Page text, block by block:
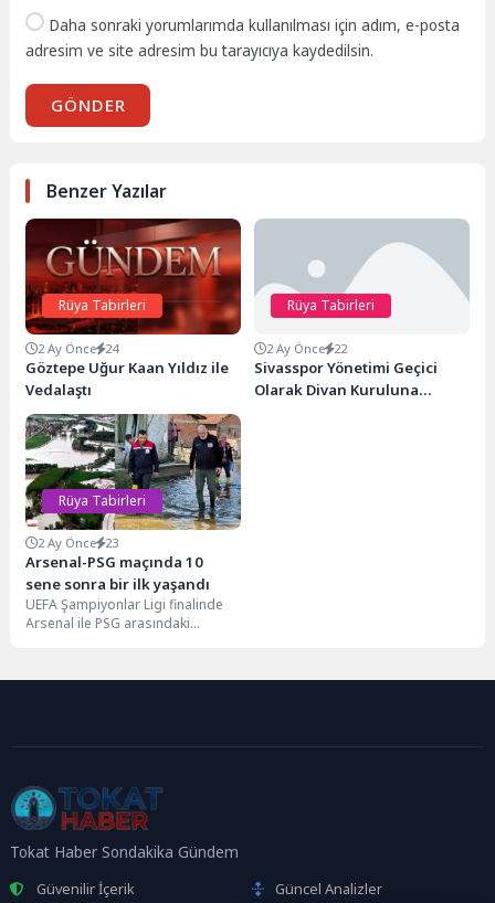
Daha sonraki yorumlarımda kullanılması için adım, e-posta
adresim ve site adresim bu tarayıcıya kaydedilsin.
GÖNDER
Benzer Yazılar
Rüya Tabirleri
2 Ay Önce 24
Göztepe Uğur Kaan Yıldız ile
Vedalaştı
Rüya Tabirleri
2 Ay Önce 22
Sivasspor Yönetimi Geçici
Olarak Divan Kuruluna
Rüya Tabirleri
2 Ay Önce 23
Arsenal-PSG maçında 10
sene sonra bir ilk yaşandı
UEFA Şampiyonlar Ligi finalinde
Arsenal ile PSG arasındaki
Tokat Haber Sondakika Gündem
Güvenilir İçerik
Güncel Analizler